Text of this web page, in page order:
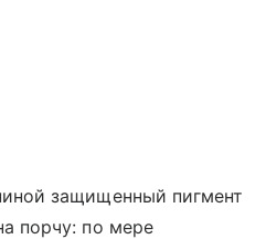
защищенный пигмент
порчу: по мере